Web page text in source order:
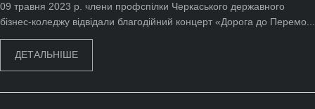
09 травня 2023 р. члени профспілки Черкаського державного
бізнес-коледжу відвідали благодійний концерт «Дорога до Перемо...
ДЕТАЛЬНІШЕ